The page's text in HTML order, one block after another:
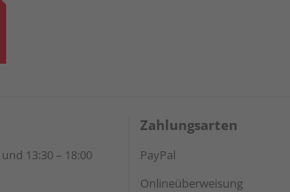
13:30 – 18:00
Zahlungsarten
PayPal
Onlineüberweisung